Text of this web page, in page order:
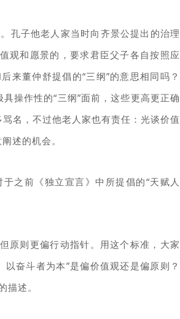
孔子他老人家当时向齐景公提出的治理
观和愿景的，要求君臣父子各自按照应
来董仲舒提倡的“三纲”的意思相同吗？
操作性的“三纲”面前，这些更高更正确
名，不过他老人家也有责任：光谈价值
述的机会。
之前《独立宣言》中所提倡的“天赋人
原则更偏行动指针。用这个标准，大家
奋斗者为本”是偏价值观还是偏原则？
描述。